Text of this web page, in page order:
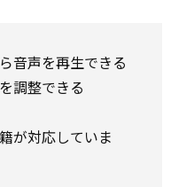
音声を再生できる
調整できる
が対応していま